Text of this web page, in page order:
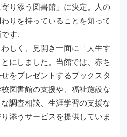
り添う図書館」に決定。人の
りを持っていることを知って
す。
しく、見開き一面に「人生す
にしました。当館では、赤ち
をプレゼントするブックスタ
図書館の支援や、福祉施設な
調査相談、生涯学習の支援な
添うサービスを提供していま